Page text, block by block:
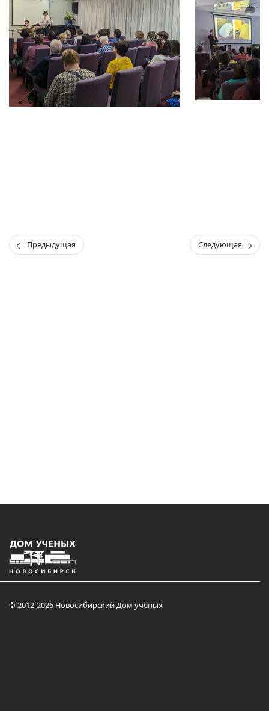
Предыдущая Следующая
© 2012-2026 Новосибирский Дом учёных